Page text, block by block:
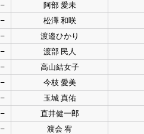
– 阿部 愛未
– 松澤 和咲
– 渡邉ひかり
– 渡部 民人
– 高山結女子
– 今枝 愛美
– 玉城 真佑
– 直井健一郎
– 渡会 宥